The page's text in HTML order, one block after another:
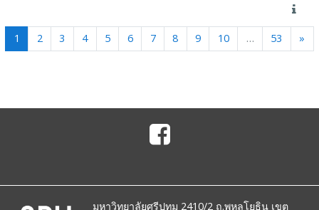
1 (current)
2 3 4 5 6 7 8 9 10 … 53 »
มหาวิทยาลัยศรีปทุม 2410/2 ถ.พหลโยธิน เขต